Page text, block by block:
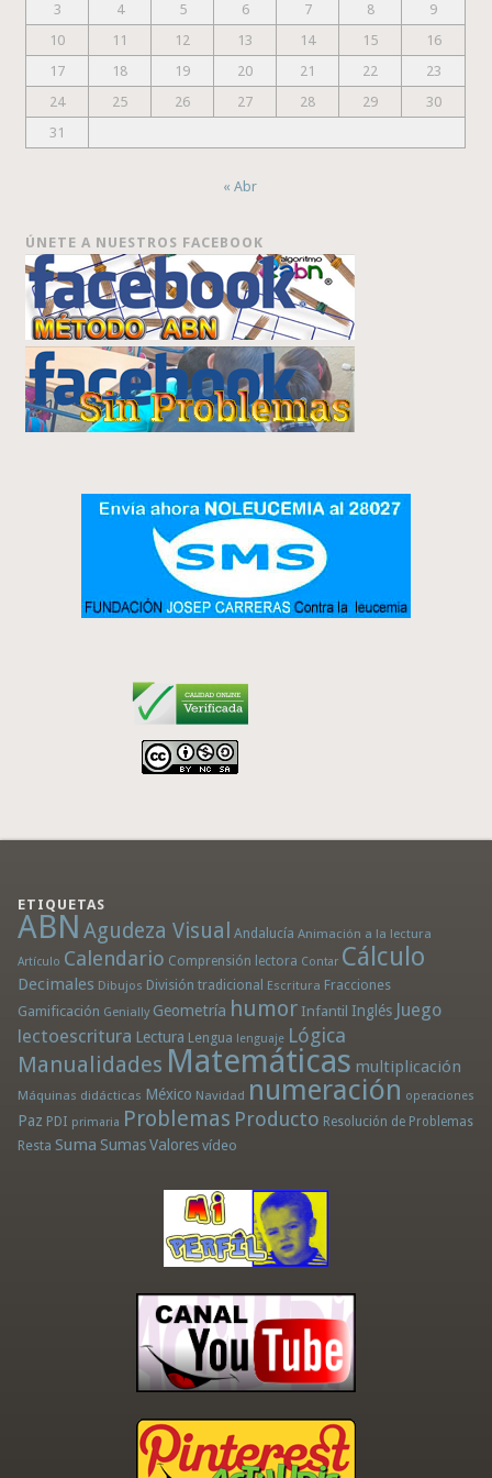
3
4 5 6 7 8
9
10
11 12 13 14 15
16
17
18 19 20 21 22
23
24
25 26 27 28 29
30
31
« Abr
ÚNETE A NUESTROS FACEBOOK
ETIQUETAS
ABN Agudeza Visual Andalucía Animación a la lectura
Artículo Calendario Comprensión lectora Contar Cálculo
Decimales Dibujos División tradicional Escritura Fracciones
Gamificación Genially Geometría humor Infantil Inglés Juego
lectoescritura Lectura Lengua lenguaje Lógica
Manualidades Matemáticas multiplicación
Máquinas didácticas México Navidad numeración operaciones
Paz PDI primaria Problemas Producto Resolución de Problemas
Resta Suma Sumas Valores vídeo